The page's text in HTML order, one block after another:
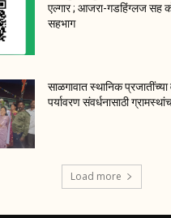
एल्गार ; आजरा-गडहिंग्लज सह
सहभाग
साळगावात स्थानिक
पर्यावरण संवर्धनासाठी
Load more